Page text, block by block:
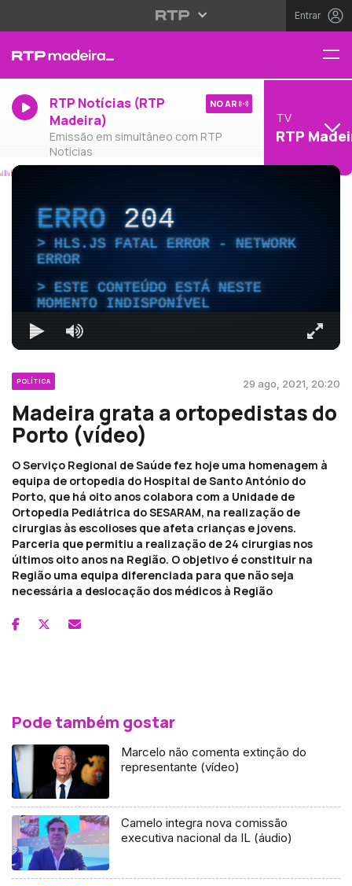
Entrar
RTP Notícias (RTP
Madeira)
Emissão em simultâneo com RTP
Notícias
NO AR
TV
RTP
ERRO204
HLS.JS FATAL ERROR - NETWORK
ERROR
ESTE CONTEÚDO ESTÁ NESTE
MOMENTO INDISPONÍVEL
POLÍTICA 29 ago, 2021, 20:20
Madeira grata a ortopedistas do
Porto (vídeo)
O Serviço Regional de Saúde fez hoje uma homenagem à
equipa de ortopedia do Hospital de Santo António do
Porto, que há oito anos colabora com a Unidade de
Ortopedia Pediátrica do SESARAM, na realização de
cirurgias às escolioses que afeta crianças e jovens.
Parceria que permitiu a realização de 24 cirurgias nos
últimos oito anos na Região. O objetivo é constituir na
Região uma equipa diferenciada para que não seja
necessária a deslocação dos médicos à Região
Pode também gostar
Marcelo não comenta extinção do
representante (vídeo)
Camelo integra nova comissão
executiva nacional da IL (áudio)